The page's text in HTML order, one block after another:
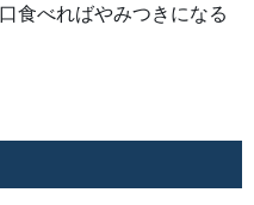
食べればやみつきになる